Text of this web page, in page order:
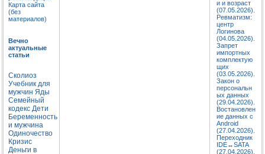
Карта сайта
(без
материалов)
Вечно
актуальные
статьи
Сколиоз
Учебник для
мужчин Яды
Семейный
кодекс Дети
Беременность
и мужчина
Одиночество
Кризис
Деньги в
и и возраст
(07.05.2026).
Ревматизм:
центр
Логинова
(04.05.2026).
Запрет
импортных
комплектую
щих
(03.05.2026).
Закон о
персональн
ых данных
(29.04.2026).
Востановлен
ие данных с
Android
(27.04.2026).
Переходник
IDE↔SATA
(27.04.2026).